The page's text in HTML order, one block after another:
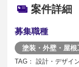
案件詳細
募集職種
塗装・外壁・屋根
TAG： 設計・デザイ